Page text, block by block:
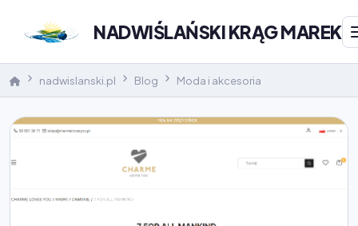
NADWIŚLAŃSKI KRĄG MAREK
nadwislanski.pl Blog Moda i akcesoria